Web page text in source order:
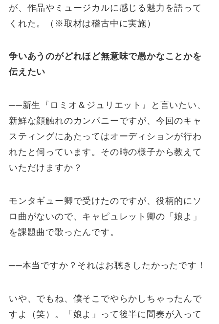
が、作品やミュージカルに感じる魅力を語って
くれた。（※取材は稽古中に実施）
争いあうのがどれほど無意味で愚かなことかを
伝えたい
──新生『ロミオ＆ジュリエット』と言いたい、
新鮮な顔触れのカンパニーですが、今回のキャ
スティングにあたってはオーディションが行わ
れたと伺っています。その時の様子から教えて
いただけますか？
モンタギュー卿で受けたのですが、役柄的にソ
ロ曲がないので、キャピュレット卿の「娘よ」
を課題曲で歌ったんです。
──本当ですか？それはお聴きしたかったです！
いや、でもね、僕そこでやらかしちゃったんで
すよ（笑）。「娘よ」って後半に間奏が入って